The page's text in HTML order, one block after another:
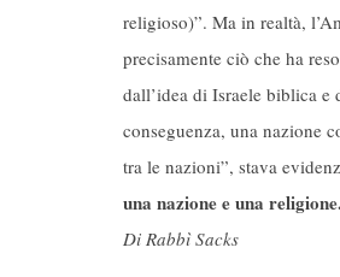
religioso)”. Ma in realtà,
precisamente ciò che ha
dall’idea di Israele biblica
conseguenza, una nazione
tra le nazioni”, stava
una nazione e una religione.
Di Rabbì Sacks